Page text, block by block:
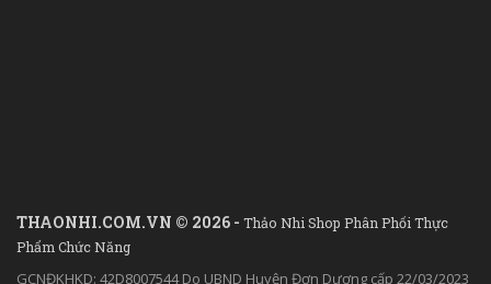
THAONHI.COM.VN © 2026 - Thảo Nhi Shop Phân Phối Thực
Phẩm Chức Năng
GCNĐKHKD: 42D8007544 Do UBND Huyện Đơn Dương cấp 22/03/2023